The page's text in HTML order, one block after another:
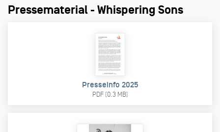
Pressematerial - Whispering Sons
Presseinfo 2025
PDF (0.3 MB)